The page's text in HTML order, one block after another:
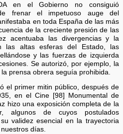
en el Gobierno no consiguió
frenar el impetuoso auge del
en toda España de las más
de la creciente presión de las
acentuaba las divergencias y la
las altas esferas del Estado, las
y las fuerzas de izquierda
Se autorizó, por ejemplo, la
prensa obrera seguía prohibida.
el primer mitin público, después de
en el Cine [98] Monumental de
hizo una exposición completa de la
algunos de cuyos postulados
validez esencial en la trayectoria
días.